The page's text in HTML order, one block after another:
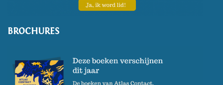
BROCHURES